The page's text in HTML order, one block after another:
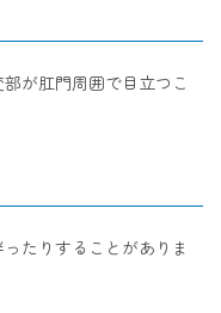
が肛門周囲で目立つこ
たりすることがありま